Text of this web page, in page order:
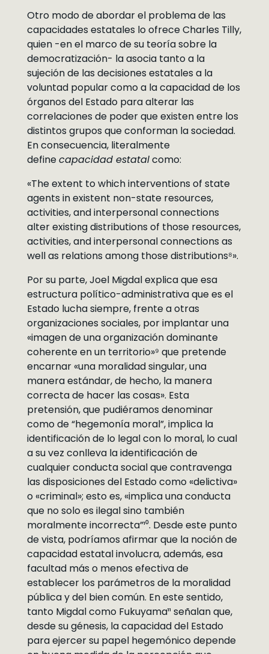
Otro modo de abordar el problema de las
capacidades estatales lo ofrece Charles Tilly,
quien -en el marco de su teoría sobre la
democratización- la asocia tanto a la
sujeción de las decisiones estatales a la
voluntad popular como a la capacidad de los
órganos del Estado para alterar las
correlaciones de poder que existen entre los
distintos grupos que conforman la sociedad.
En consecuencia, literalmente
definecapacidad estatalcomo:
«The extent to which interventions of state
agents in existent non-state resources,
activities, and interpersonal connections
alter existing distributions of those resources,
activities, and interpersonal connections as
well as relations among those distributions⁸».
Por su parte, Joel Migdal explica que esa
estructura político-administrativa que es el
Estado lucha siempre, frente a otras
organizaciones sociales, por implantar una
«imagen de una organización dominante
coherente en un territorio»⁹ que pretende
encarnar «una moralidad singular, una
manera estándar, de hecho, la manera
correcta de hacer las cosas». Esta
pretensión, que pudiéramos denominar
como de “hegemonía moral”, implica la
identificación de lo legal con lo moral, lo cual
a su vez conlleva la identificación de
cualquier conducta social que contravenga
las disposiciones del Estado como «delictiva»
o «criminal»; esto es, «implica una conducta
que no solo es ilegal sino también
moralmente incorrecta”¹⁰. Desde este punto
de vista, podríamos afirmar que la noción de
capacidad estatal involucra, además, esa
facultad más o menos efectiva de
establecer los parámetros de la moralidad
pública y del bien común. En este sentido,
tanto Migdal como Fukuyama¹¹ señalan que,
desde su génesis, la capacidad del Estado
para ejercer su papel hegemónico depende